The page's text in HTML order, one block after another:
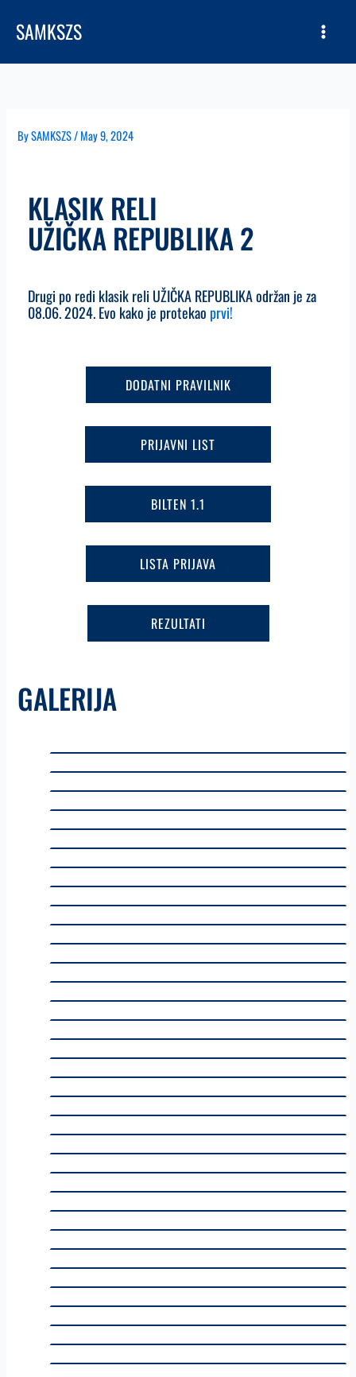
SAMKSZS
BySAMKSZS/May 9, 2024
KLASIK RELI
UŽIČKA REPUBLIKA 2
Drugi po redi klasik reli UŽIČKA REPUBLIKA održan je za
08.06. 2024. Evo kako je protekao prvi!
DODATNI PRAVILNIK
PRIJAVNI LIST
BILTEN 1.1
LISTA PRIJAVA
REZULTATI
GALERIJA